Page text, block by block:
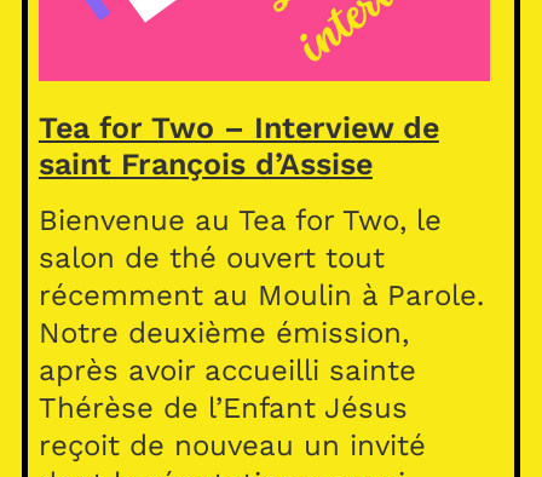
Tea for Two – Interview de
saint François d’Assise
Bienvenue au Tea for Two, le
salon de thé ouvert tout
récemment au Moulin à Parole.
Notre deuxième émission,
après avoir accueilli sainte
Thérèse de l’Enfant Jésus
reçoit de nouveau un invité